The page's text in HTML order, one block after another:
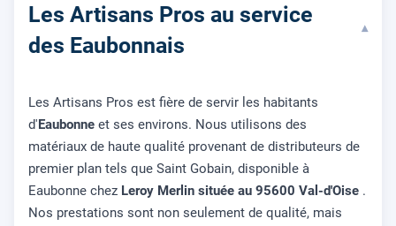
Les Artisans Pros au service
des Eaubonnais
▾
Les Artisans Pros est fière de servir les habitants
d' Eaubonne et ses environs. Nous utilisons des
matériaux de haute qualité provenant de distributeurs de
premier plan tels que Saint Gobain, disponible à
Eaubonne chez Leroy Merlin située au 95600 Val-d'Oise .
Nos prestations sont non seulement de qualité, mais